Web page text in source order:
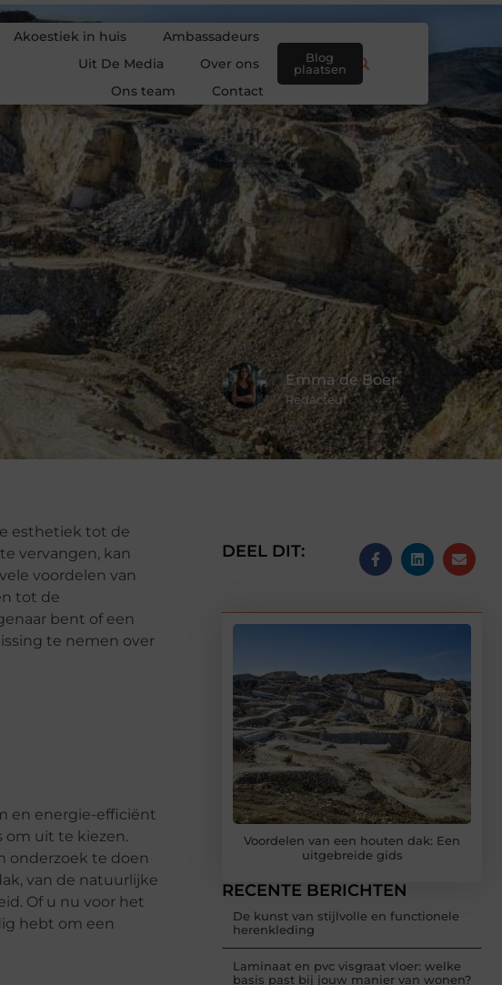
Akoestiek in huis
Ambassadeurs
Uit De Media
Over ons
Ons team
Contact
Blog
plaatsen
Emma de Boer
Redacteur
esthetiek tot de
vervangen, kan
voordelen van
tot de
bent of een
te nemen over
en energie-efficiënt
om uit te kiezen.
onderzoek te doen
van de natuurlijke
Of u nu voor het
hebt om een
DEEL DIT:
Voordelen van een houten dak: Een
uitgebreide gids
RECENTE BERICHTEN
De kunst van stijlvolle en functionele
herenkleding
Laminaat en pvc visgraat vloer: welke
basis past bij jouw manier van wonen?